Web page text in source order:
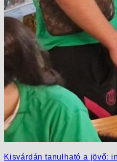
Kisvárdán tanulható a jövő: